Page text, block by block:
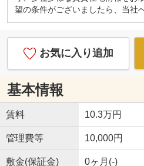
望の条件がございましたら、当社
お気に入り追加
基本情報
賃料 10.3万円
管理費等 10,000円
敷金(保証金) 0ヶ月(-)